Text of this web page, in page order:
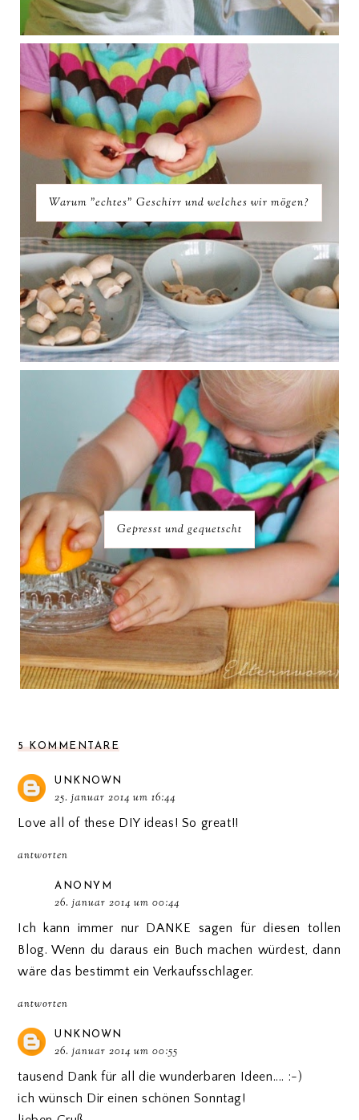
Warum "echtes" Geschirr und welches wir mögen?
Gepresst und gequetscht
5 KOMMENTARE
UNKNOWN
25. januar 2014 um 16:44
Love all of these DIY ideas! So great!!
antworten
ANONYM
26. januar 2014 um 00:44
Ich kann immer nur DANKE sagen für diesen tollen
Blog. Wenn du daraus ein Buch machen würdest, dann
wäre das bestimmt ein Verkaufsschlager.
antworten
UNKNOWN
26. januar 2014 um 00:55
tausend Dank für all die wunderbaren Ideen.... :-)
ich wünsch Dir einen schönen Sonntag!